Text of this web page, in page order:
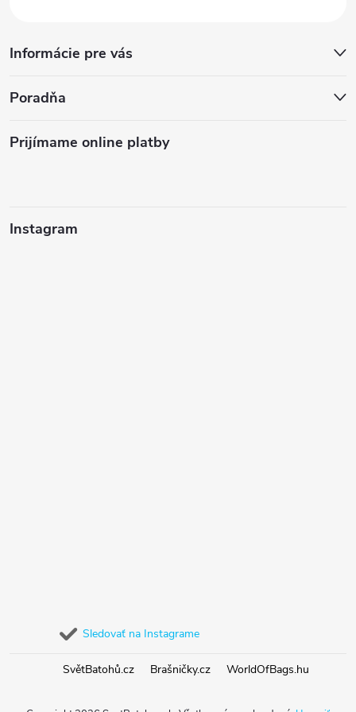
Informácie pre vás
Poradňa
Prijímame online platby
Instagram
Sledovať na Instagrame
SvětBatohů.cz Brašničky.cz WorldOfBags.hu